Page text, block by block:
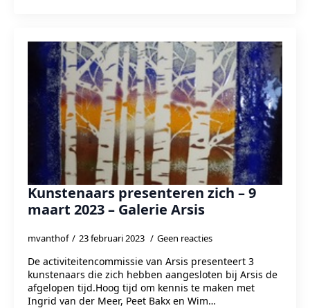
Kunstenaars presenteren zich – 9
maart 2023 – Galerie Arsis
mvanthof 23 februari 2023 Geen reacties
De activiteitencommissie van Arsis presenteert 3
kunstenaars die zich hebben aangesloten bij Arsis de
afgelopen tijd.Hoog tijd om kennis te maken met
Ingrid van der Meer, Peet Bakx en Wim…